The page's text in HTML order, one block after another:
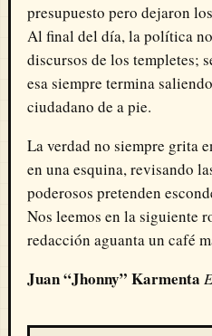
presupuesto pero dejaron
Al final del día, la política
discursos de los templetes;
esa siempre termina
ciudadano de a pie.
La verdad no siempre grita
en una esquina, revisando
poderosos pretenden
Nos leemos en la siguiente
redacción aguanta un café
Juan “Jhonny” Karmenta